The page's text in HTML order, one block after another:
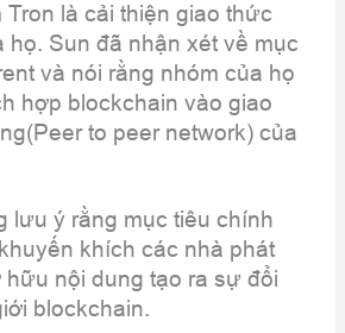
là cải thiện giao thức
họ. Sun đã nhận xét về mục
và nói rằng nhóm của họ
hợp blockchain vào giao
to peer network) của
lưu ý rằng mục tiêu chính
khích các nhà phát
hữu nội dung tạo ra sự đổi
blockchain.